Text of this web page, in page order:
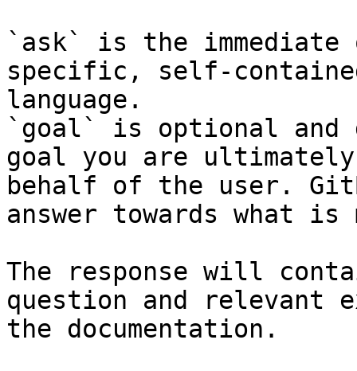
`ask` is the
specific, self-
language.
`goal` is optional and
goal you are
behalf of the user.
answer towards what
The response will
question and relevant
the documentation.